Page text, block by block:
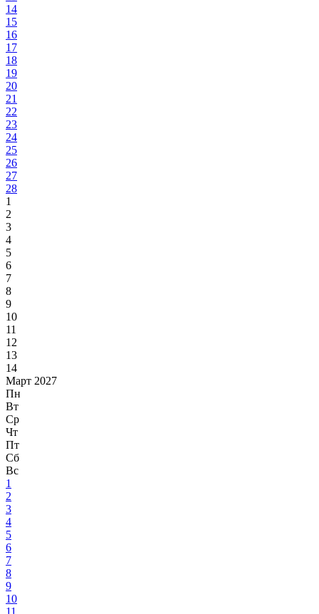
14
15
16
17
18
19
20
21
22
23
24
25
26
27
28
1
2
3
4
5
6
7
8
9
10
11
12
13
14
Март 2027
Пн
Вт
Ср
Чт
Пт
Сб
Вс
1
2
3
4
5
6
7
8
9
10